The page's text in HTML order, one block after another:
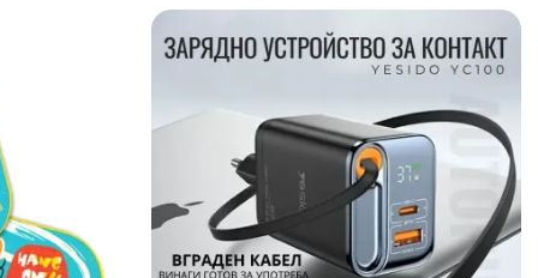
Добави в любими
Quick View